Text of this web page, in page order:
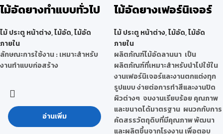
ไม้อัดยางทำแบบทั่วไป
ไม้ ประตู หน้าต่าง,ไม้อัด,ไม้อัด
ภายใน
ลักษณะการใช้งาน :เหมาะสำหรับ
งานทำแบบก่อสร้าง
อ่านเพิ่ม
ไม้อัดยางเฟอร์นิเจอร์
ไม้ ประตู หน้าต่าง,ไม้อัด,ไม้อัด
ภายใน
ผลิตภัณฑ์ไม้อัดลานนา เป็น
ผลิตภัณฑ์ที่เหมาะสำหรับนำไปใช้ใน
งานเฟอร์นิเจอร์และงานตกแต่งทุก
รูปแบบ ง่ายต่อการทำสีและงานปิด
ผิวต่างๆ จบงานเรียบร้อย คุณภาพ
และขนาดได้มาตรฐาน ผนวกกับการ
คัดสรรวัตถุดิบที่มีคุณภาพ พัฒนา
และผลิตขึ้นจากโรงงาน เพื่อตอบ